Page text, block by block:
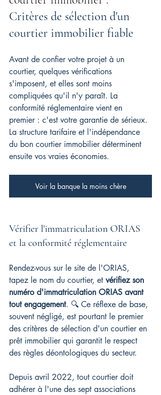
Critères de sélection d'un
courtier immobilier fiable
Avant de confier votre projet à un
courtier, quelques vérifications
s'imposent, et elles sont moins
compliquées qu'il n'y paraît. La
conformité réglementaire vient en
premier : c'est votre garantie de sérieux.
La structure tarifaire et l'indépendance
du bon courtier immobilier déterminent
ensuite vos vraies économies.
Voir la banque la moins chère
Vérifier l'immatriculation ORIAS
et la conformité réglementaire
Rendez-vous sur le site de l'ORIAS,
tapez le nom du courtier, et vérifiez son
numéro d'immatriculation ORIAS avant
tout engagement. 🔍 Ce réflexe de base,
souvent négligé, est pourtant le premier
des critères de sélection d'un courtier en
prêt immobilier qui garantit le respect
des règles déontologiques du secteur.
Depuis avril 2022, tout courtier doit
adhérer à l'une des sept associations